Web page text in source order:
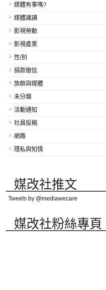
媒體有事嗎?
媒體識讀
影視勞動
影視產業
性/別
捐款徵信
族群與媒體
未分類
活動通知
社員投稿
網路
隱私與知情
媒改社推文
Tweets by @mediawecare
媒改社粉絲專頁